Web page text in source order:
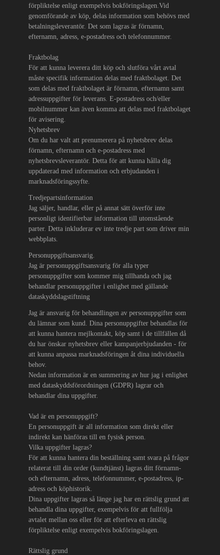
förpliktelse enligt exempelvis bokföringslagen.Vid
genomförande av köp, delas information som behövs med
betalningsleverantör. Det som lagras är förnamn,
efternamn, adress, e-postadress och telefonnummer.
Fraktbolag
För att kunna leverera ditt köp och slutföra vårt avtal
måste specifik information delas med fraktbolaget. Det
som delas med fraktbolaget är förnamn, efternamn samt
adressuppgifter för leverans. E-postadress och/eller
mobilnummer kan även komma att delas med fraktbolaget
för avisering.
Nyhetsbrev
Om du har valt att prenumerera på nyhetsbrev delas
förnamn, efternamn och e-postadress med
nyhetsbrevsleverantör. Detta för att kunna hålla dig
uppdaterad med information och erbjudanden i
marknadsföringssyfte.
Tredjepartsinformation
Jag säljer, handlar, eller på annat sätt överför inte
personligt identifierbar information till utomstående
parter. Detta inkluderar ev inte tredje part som driver min
webbplats.
Personuppgiftsansvarig.
Jag är personuppgiftsansvarig för alla typer
personuppgifter som kommer mig tillhanda och jag
behandlar personuppgifter i enlighet med gällande
dataskyddslagstiftning
Jag är ansvarig för behandlingen av personuppgifter som
du lämnar som kund. Dina personuppgifter behandlas för
att kunna hantera mejlkontakt, köp samt i de tillfällen då
du har önskar nyhetsbrev eller kampanjerbjudanden - för
att kunna anpassa marknadsföringen åt dina individuella
behov.
Nedan information är en summering av hur jag i enlighet
med dataskyddsförordningen (GDPR) lagrar och
behandlar dina uppgifter.
Vad är en personuppgift?
En personuppgift är all information som direkt eller
indirekt kan hänföras till en fysisk person.
Vilka uppgifter lagras?
För att kunna hantera din beställning samt svara på frågor
relaterat till din order (kundtjänst) lagras ditt förnamn-
och efternamn, adress, telefonnummer, e-postadress, ip-
adress och köphistorik.
Dina uppgifter lagras så länge jag har en rättslig grund att
behandla dina uppgifter, exempelvis för att fullfölja
avtalet mellan oss eller för att efterleva en rättslig
förpliktelse enligt exempelvis bokföringslagen.
Rättslig grund